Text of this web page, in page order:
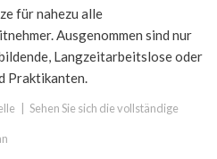
für nahezu alle
Ausgenommen sind nur
Langzeitarbeitslose oder
Praktikanten.
Sehen Sie sich die vollständige